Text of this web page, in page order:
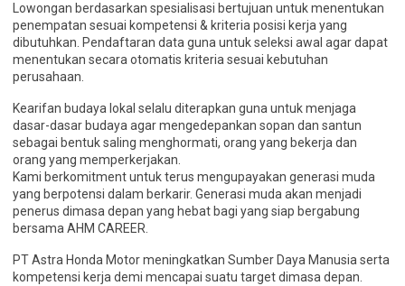
Lowongan berdasarkan spesialisasi bertujuan untuk menentukan
penempatan sesuai kompetensi & kriteria posisi kerja yang
dibutuhkan. Pendaftaran data guna untuk seleksi awal agar dapat
menentukan secara otomatis kriteria sesuai kebutuhan
perusahaan.
Kearifan budaya lokal selalu diterapkan guna untuk menjaga
dasar-dasar budaya agar mengedepankan sopan dan santun
sebagai bentuk saling menghormati, orang yang bekerja dan
orang yang memperkerjakan.
Kami berkomitment untuk terus mengupayakan generasi muda
yang berpotensi dalam berkarir. Generasi muda akan menjadi
penerus dimasa depan yang hebat bagi yang siap bergabung
bersama AHM CAREER.
PT Astra Honda Motor meningkatkan Sumber Daya Manusia serta
kompetensi kerja demi mencapai suatu target dimasa depan.